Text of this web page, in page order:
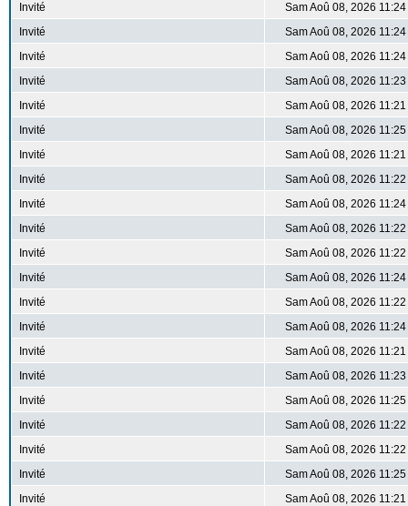
Invité
Sam Aoû 08, 2026
Invité
Sam Aoû 08, 2026
Invité
Sam Aoû 08, 2026
Invité
Sam Aoû 08, 2026
Invité
Sam Aoû 08, 2026
Invité
Sam Aoû 08, 2026
Invité
Sam Aoû 08, 2026
Invité
Sam Aoû 08, 2026
Invité
Sam Aoû 08, 2026
Invité
Sam Aoû 08, 2026
Invité
Sam Aoû 08, 2026
Invité
Sam Aoû 08, 2026
Invité
Sam Aoû 08, 2026
Invité
Sam Aoû 08, 2026
Invité
Sam Aoû 08, 2026
Invité
Sam Aoû 08, 2026
Invité
Sam Aoû 08, 2026
Invité
Sam Aoû 08, 2026
Invité
Sam Aoû 08, 2026
Invité
Sam Aoû 08, 2026
Invité
Sam Aoû 08, 2026